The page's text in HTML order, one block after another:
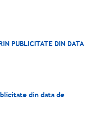
PUBLICITATE DIN DATA
din data de